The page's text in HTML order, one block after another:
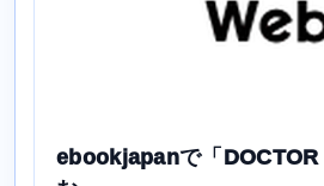
ebookjapanで「DOCTOR